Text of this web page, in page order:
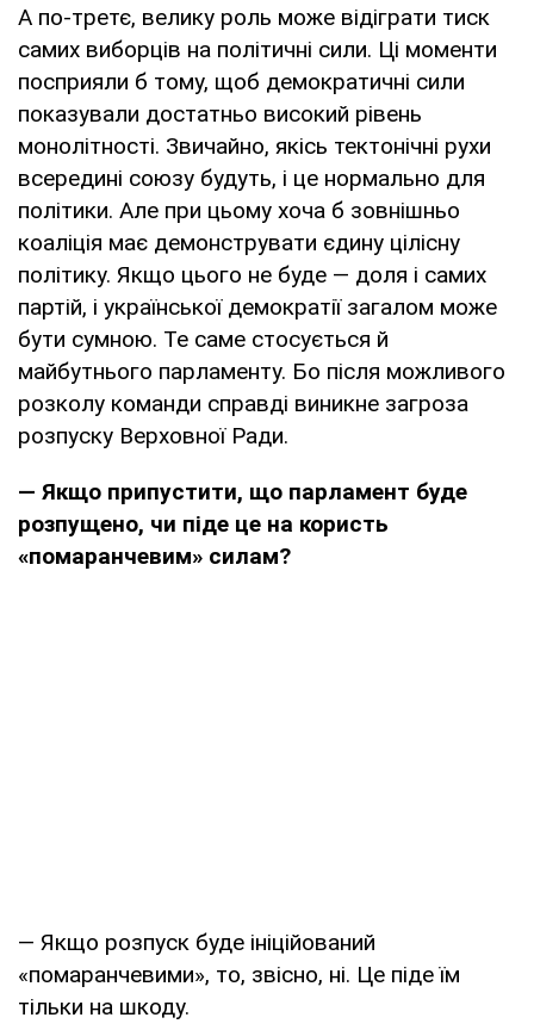
А по-третє, велику роль може відіграти тиск
самих виборців на політичні сили. Ці моменти
посприяли б тому, щоб демократичні сили
показували достатньо високий рівень
монолітності. Звичайно, якісь тектонічні рухи
всередині союзу будуть, і це нормально для
політики. Але при цьому хоча б зовнішньо
коаліція має демонструвати єдину цілісну
політику. Якщо цього не буде — доля і самих
партій, і української демократії загалом може
бути сумною. Те саме стосується й
майбутнього парламенту. Бо після можливого
розколу команди справді виникне загроза
розпуску Верховної Ради.
— Якщо припустити, що парламент буде
розпущено, чи піде це на користь
«помаранчевим» силам?
— Якщо розпуск буде ініційований
«помаранчевими», то, звісно, ні. Це піде їм
тільки на шкоду.